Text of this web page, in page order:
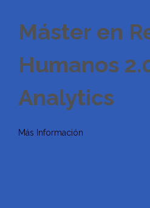
Máster en
Humanos
Analytics
Más Información